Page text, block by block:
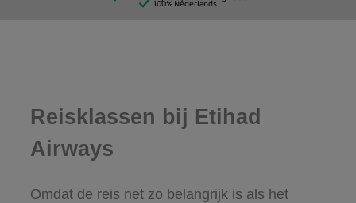
Reisklassen bij Etihad
Airways
Omdat de reis net zo belangrijk is als het